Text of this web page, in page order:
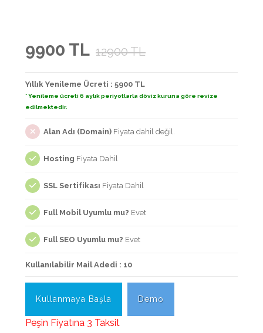
9900 TL 12900 TL
Yıllık Yenileme Ücreti : 5900 TL
* Yenileme ücreti 6 aylık periyotlarla döviz kuruna göre revize
edilmektedir.
Alan Adı (Domain) Fiyata dahil değil.
Hosting Fiyata Dahil
SSL Sertifikası Fiyata Dahil
Full Mobil Uyumlu mu? Evet
Full SEO Uyumlu mu? Evet
Kullanılabilir Mail Adedi : 10
Kullanmaya Başla Demo
Peşin Fiyatına 3 Taksit